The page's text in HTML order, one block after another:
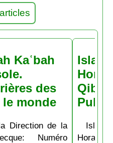
Kaʿbah
des
monde
Direction de la
Numéro
Pubs